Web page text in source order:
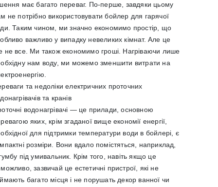
має багато переваг. По-перше, завдяки цьому
не потрібно використовувати бойлер для гарячої
Таким чином, ми значно економимо простір, що
важливо у випадку невеликих кімнат. Але це
не все. Ми також економимо гроші. Нагріваючи лише
нам воду, ми можемо зменшити витрати на
та недоліки електричних проточних
та кранів
водонагрівачі — це прилади, основною
яких, крім згаданої вище економії енергії,
для підтримки температури води в бойлері, є
розміри. Вони вдало помістяться, наприклад,
під умивальник. Крім того, навіть якщо це
зазвичай це естетичні пристрої, які не
багато місця і не порушать декор ванної чи